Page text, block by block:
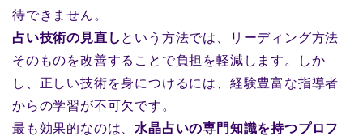
待できません。
占い技術の見直し という方法では、リーディング方法
そのものを改善することで負担を軽減します。しか
し、正しい技術を身につけるには、経験豊富な指導者
からの学習が不可欠です。
最も効果的なのは、 水晶占いの専門知識を持つプロフ